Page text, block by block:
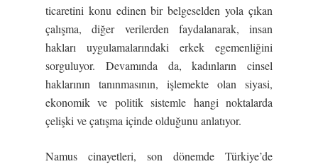
ticaretini konu edinen bir belgeselden yola çıkan
çalışma, diğer verilerden faydalanarak, insan
hakları uygulamalarındaki erkek egemenliğini
sorguluyor. Devamında da, kadınların cinsel
haklarının tanınmasının, işlemekte olan siyasi,
ekonomik ve politik sistemle hangi noktalarda
çelişki ve çatışma içinde olduğunu anlatıyor.
Namus cinayetleri, son dönemde Türkiye’de